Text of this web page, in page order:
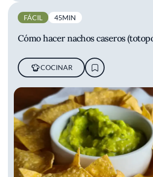
FÁCIL 45MIN
Cómo hacer nachos caseros
COCINAR